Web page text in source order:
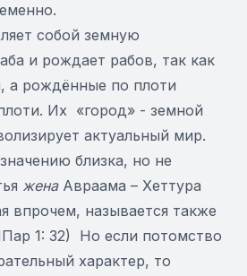
собой земную
и рождает рабов, так как
а рождённые по плоти
Их «город» - земной
актуальный мир.
близка, но не
жена Авраама – Хеттура
впрочем, называется также
1: 32) Но если потомство
характер, то